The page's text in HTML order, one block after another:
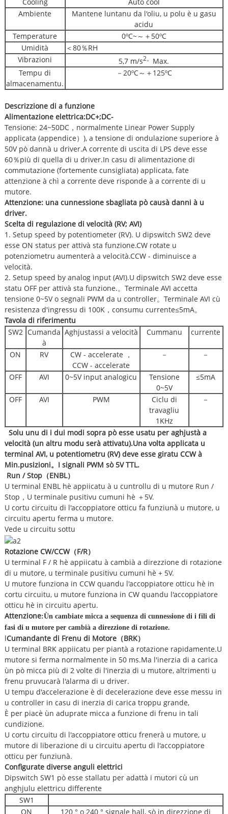
Cooling
Auto cool
Ambiente
Mantene luntanu da l'oliu, u polu è u gasu
acidu
Temperature
0ºC~～＋50ºC
Umidità
＜80％RH
Vibrazioni
5,7 m/s2。 Max.
Tempu di
almacenamentu.
－20ºC～＋125ºC
Descrizzione di a funzione
Alimentazione elettrica:DC+;DC-
Tensione: 24~50DC，normalmente Linear Power Supply
applicata (appendice）), a tensione di ondulazione superiore à
50V pò dannà u driver.A corrente di uscita di LPS deve esse
60％più di quella di u driver.In casu di alimentazione di
commutazione (fortemente cunsigliata) applicata, fate
attenzione à chì a corrente deve risponde à a corrente di u
mutore.
Attenzione: una cunnessione sbagliata pò causà danni à u
driver.
Scelta di regulazione di velocità (RV; AVI)
1. Setup speed by potentiometer (RV). U dipswitch SW2 deve
esse ON status per attivà sta funzione.CW rotate u
potenziometru aumenterà a velocità.CCW - diminuisce a
velocità.
2. Setup speed by analog input (AVI).U dipswitch SW2 deve esse
statu OFF per attivà sta funzione.。Terminale AVI accetta
tensione 0~5V o segnali PWM da u controller。Terminale AVI cù
resistenza d'ingressu di 100K，consumu currente≤5mA。
Tavola di riferimentu
SW2 Cumanda
à
Aghjustassi a velocità Cummanu currente
ON RV
CW - accelerate ，
CCW - accelerate
－ －
OFF AVI 0~5V input analogicu
Tensione
0~5V
≤5mA
OFF AVI PWM
Ciclu di
travagliu
1KHz
－
Solu unu di i dui modi sopra pò esse usatu per aghjustà a
velocità (un altru modu serà attivatu).Una volta applicata u
terminal AVI, u potentiometru (RV) deve esse giratu CCW à
Min.pusizioni。 I signali PWM sò 5V TTL.
Run / Stop（ENBL）
U terminal ENBL hè appiicatu à u cuntrollu di u mutore Run /
Stop，U terminale pusitivu cumuni hè ＋5V.
U cortu circuitu di l'accoppiatore otticu fa funziunà u mutore, u
circuitu apertu ferma u mutore.
Vede u circuitu sottu
Rotazione CW/CCW（F/R）
U terminal F / R hè appiicatu à cambià a direzzione di rotazione
di u mutore, u terminale pusitivu cumuni hè + 5V.
U mutore funziona in CCW quandu l'accoppiatore otticu hè in
cortu circuitu, u mutore funziona in CW quandu l'accoppiatore
otticu hè in circuitu apertu.
Attenzione:Ùn cambiate micca a sequenza di cunnessione di i fili di
fasi di u mutore per cambià a direzzione di rotazione.
lCumandante di Frenu di Motore（BRK）
U terminal BRK appiicatu per piantà a rotazione rapidamente.U
mutore si ferma normalmente in 50 ms.Ma l'inerzia di a carica
ùn pò micca più di 2 volte di l'inerzia di u mutore, altrimenti u
frenu pruvucarà l'alarma di u driver.
U tempu d'accelerazione è di decelerazione deve esse messu in
u controller in casu di inerzia di carica troppu grande,
È per piacè ùn aduprate micca a funzione di frenu in tali
cundizione.
U cortu circuitu di l'accoppiatore otticu frenerà u mutore, u
mutore di liberazione di u circuitu apertu di l'accoppiatore
otticu per funziunà.
Configurate diverse anguli elettrici
Dipswitch SW1 pò esse stallatu per adattà i mutori cù un
anghjulu elettricu differente
SW1
ON
120 ° o 240 ° signale hall, sò in direzzione di